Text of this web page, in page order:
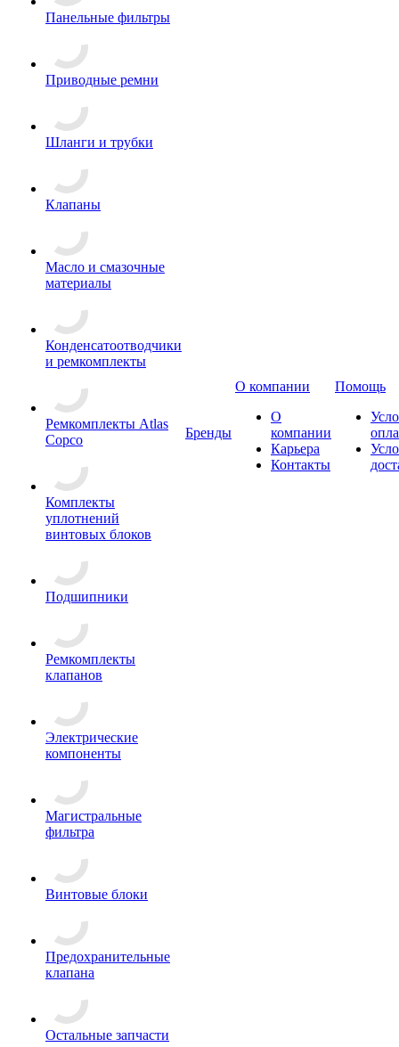
Панельные фильтры
Приводные ремни
Шланги и трубки
Клапаны
Масло и смазочные
материалы
Конденсатоотводчики
и ремкомплекты
Ремкомплекты Atlas
Copco
Комплекты
уплотнений
винтовых блоков
Подшипники
Ремкомплекты
клапанов
Электрические
компоненты
Магистральные
фильтра
Винтовые блоки
Предохранительные
клапана
Остальные запчасти
Бренды
О компании
О
компании
Карьера
Контакты
Помощь